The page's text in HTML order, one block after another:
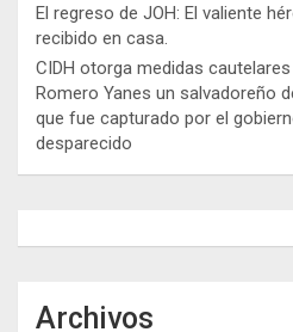
El regreso de JOH: El valiente
recibido en casa.
CIDH otorga medidas
Romero Yanes un salvadoreño
que fue capturado por el
desparecido
Archivos